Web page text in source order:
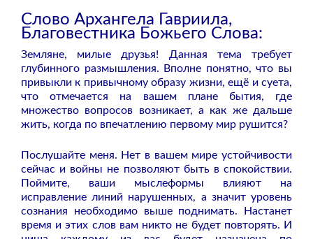
Слово Архангела Гавриила,
Благовестника Божьего Слова:
Земляне, милые друзья! Данная тема требует
глубинного размышления. Вполне понятно, что вы
привыкли к привычному образу жизни, ещё и суета,
что отмечается на вашем плане бытия, где
множество вопросов возникает, а как же дальше
жить, когда по впечатлению первому мир рушится?
Послушайте меня. Нет в вашем мире устойчивости
сейчас и войны не позволяют быть в спокойствии.
Поймите, ваши мыслеформы влияют на
исправление линий нарушенных, а значит уровень
сознания необходимо выше поднимать. Настанет
время и этих слов вам никто не будет повторять. И